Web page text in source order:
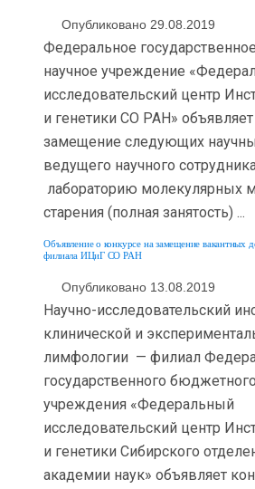
Опубликовано 29.08.2019
Федеральное
научное учреждение
исследовательский центр
и генетики СО РАН»
замещение следующих
ведущего научного
лабораторию молекулярных
старения (полная занятость) ...
Объявление о конкурсе на замещение
филиала ИЦиГ СО РАН
Опубликовано 13.08.2019
Научно-исследовательский
клинической и
лимфологии — филиал
государственного
учреждения «Федеральный
исследовательский центр
и генетики Сибирского
академии наук» объявляет